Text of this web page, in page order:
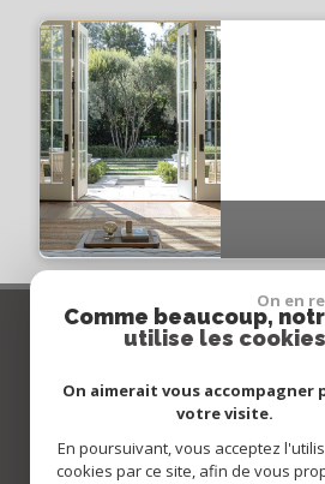
Coordonnées
On en
Comme beaucoup,
utilise les cookies
On aimerait vous accompagner
votre visite.
En poursuivant, vous acceptez
cookies par ce site, afin de vous